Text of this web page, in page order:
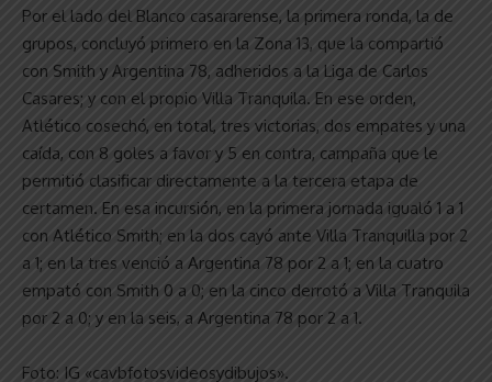
Por el lado del Blanco casararense, la primera ronda, la de
grupos, concluyó primero en la Zona 13, que la compartió
con Smith y Argentina 78, adheridos a la Liga de Carlos
Casares; y con el propio Villa Tranquila. En ese orden,
Atlético cosechó, en total, tres victorias, dos empates y una
caída, con 8 goles a favor y 5 en contra, campaña que le
permitió clasificar directamente a la tercera etapa de
certamen. En esa incursión, en la primera jornada igualó 1 a 1
con Atlético Smith; en la dos cayó ante Villa Tranquilla por 2
a 1; en la tres venció a Argentina 78 por 2 a 1; en la cuatro
empató con Smith 0 a 0; en la cinco derrotó a Villa Tranquila
por 2 a 0; y en la seis, a Argentina 78 por 2 a 1.
Foto: IG «cavbfotosvideosydibujos».